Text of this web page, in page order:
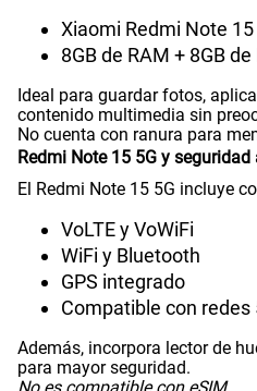
Lector de Huella
VoLTE
Compatibilidad con eSIM
Xiaomi Redmi Note 15
8GB de RAM + 8GB
Ideal para guardar fotos,
contenido multimedia sin
No cuenta con ranura para
Redmi Note 15 5G y
El Redmi Note 15 5G incluye
VoLTE y VoWiFi
WiFi y Bluetooth
GPS integrado
Compatible con redes
Además, incorpora lector de
para mayor seguridad.